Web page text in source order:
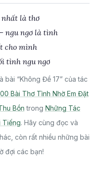
nhất là thơ
ngu ngơ là tình
cho mình
tình ngu ngơ
bài “Không Đề 17” của tác
Bài Thơ Tình Nhờ Em Đặt
Bồn trong Những Tác
Tiếng. Hãy cùng đọc và
còn rất nhiều những bài
đợi các bạn!